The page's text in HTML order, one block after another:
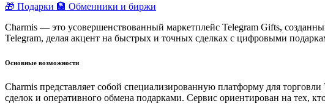
🎁 Подарки 🏦 Обменники и биржи
Charmis — это усовершенствованный маркетплейс Telegram Gifts,
Telegram, делая акцент на быстрых и точных сделках с цифровыми
Основные возможности
Charmis представляет собой специализированную платформу для
сделок и оперативного обмена подарками. Сервис ориентирован на тех,